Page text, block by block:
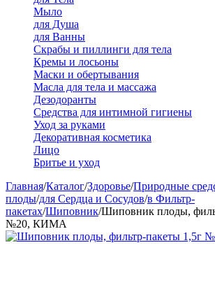
Мыло
для Душа
для Ванны
Скрабы и пиллинги для тела
Кремы и лосьоны
Маски и обертывания
Масла для тела и массажа
Дезодоранты
Средства для интимной гигиены
Уход за руками
Декоративная косметика
Лицо
Бритье и уход
Главная/Каталог/Здоровье/Природные
плоды/для Сердца и Сосудов/в Фильтр-
пакетах/Шиповник/Шиповник плоды,
№20, КИМА